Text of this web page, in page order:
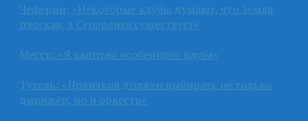
Чеферин: «Некоторые клубы думают, что Земля
плоская, а Суперлига существует»
Месси: «Я капитан особенного клуба»
Тухель: «Новичков должен выбирать не только
дирижёр, но и оркестр»